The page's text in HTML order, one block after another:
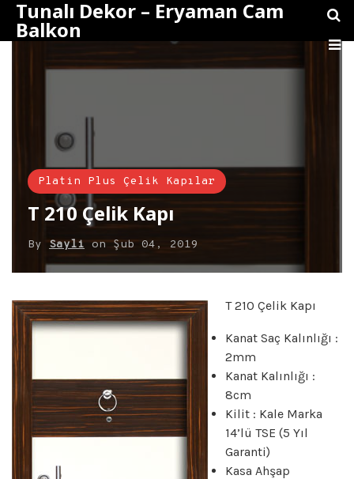
Tunalı Dekor – Eryaman Cam
Balkon
Platin Plus Çelik Kapılar
T 210 Çelik Kapı
BySayli onŞub 04, 2019
T 210 Çelik Kapı
Kanat Saç Kalınlığı :
2mm
Kanat Kalınlığı :
8cm
Kilit : Kale Marka
14’lü TSE (5 Yıl
Garanti)
Kasa Ahşap